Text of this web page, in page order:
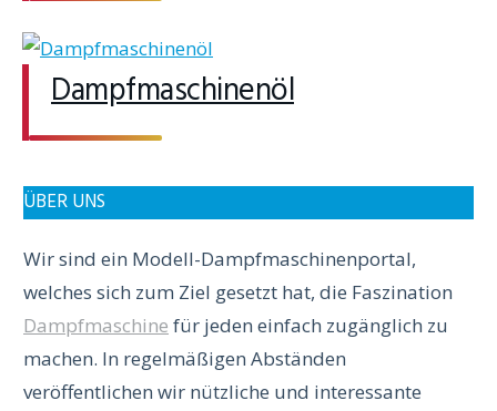
Dampfmaschinenöl
ÜBER UNS
Wir sind ein Modell-Dampfmaschinenportal,
welches sich zum Ziel gesetzt hat, die Faszination
Dampfmaschine für jeden einfach zugänglich zu
machen. In regelmäßigen Abständen
veröffentlichen wir nützliche und interessante